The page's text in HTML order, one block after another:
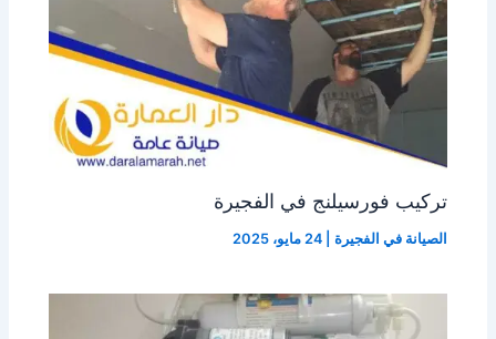
تركيب فورسيلنج في الفجيرة
الصيانة في الفجيرة |24 مايو، 2025